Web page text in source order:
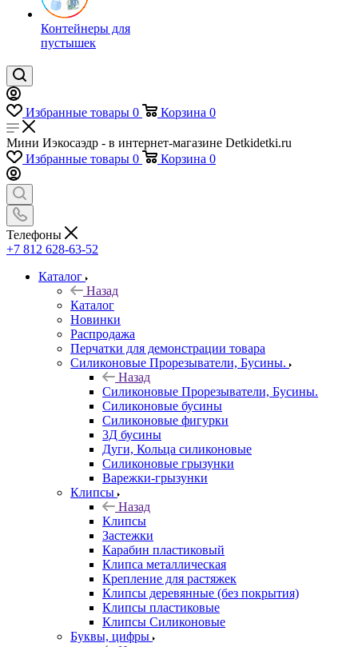
Контейнеры для
пустышек
Избранные товары 0 Корзина 0
Мини Иэкосаэдр - в интернет-магазине Detkidetki.ru
Избранные товары 0 Корзина 0
Телефоны
+7 812 628-63-52
Каталог
Назад
Каталог
Новинки
Распродажа
Перчатки для демонстрации товара
Силиконовые Прорезыватели, Бусины.
Назад
Силиконовые Прорезыватели, Бусины.
Силиконовые бусины
Силиконовые фигурки
3Д бусины
Дуги, Кольца силиконовые
Силиконовые грызунки
Варежки-грызунки
Клипсы
Назад
Клипсы
Застежки
Карабин пластиковый
Клипса металлическая
Крепление для растяжек
Клипсы деревянные (без покрытия)
Клипсы пластиковые
Клипсы Силиконовые
Буквы, цифры